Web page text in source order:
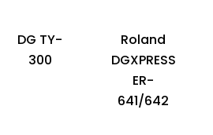
DG TY-
300
Roland
DGXPRESS
ER-
641/642